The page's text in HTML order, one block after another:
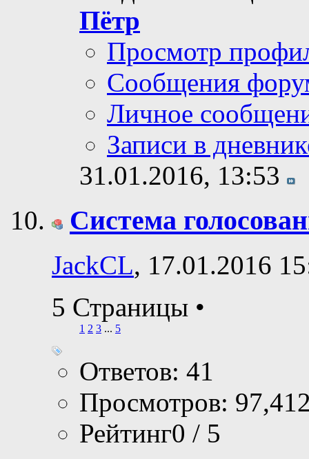
Пётр
Просмотр
Сообщения
Личное
Записи в
31.01.2016, 13:53
Система
JackCL, 17.01.2016
5 Страницы •
1 2 3 ... 5
Ответов: 41
Просмотров:
Рейтинг0 / 5